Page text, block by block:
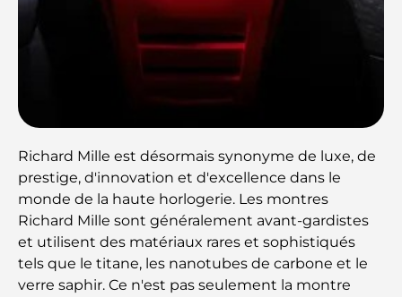
Richard Mille est désormais synonyme de luxe, de
prestige, d'innovation et d'excellence dans le
monde de la haute horlogerie. Les montres
Richard Mille sont généralement avant-gardistes
et utilisent des matériaux rares et sophistiqués
tels que le titane, les nanotubes de carbone et le
verre saphir. Ce n'est pas seulement la montre